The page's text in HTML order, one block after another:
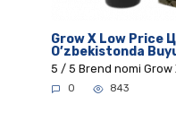
Grow X Low Price
O’zbekistonda
5 / 5 Brend nomi Grow
0 843